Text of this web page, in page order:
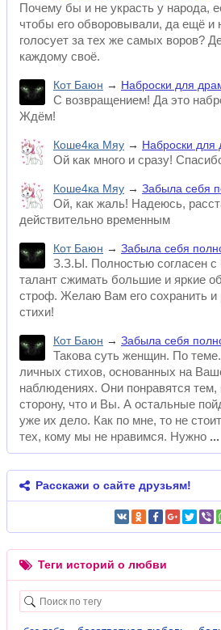
Почему бы и не украсть у народа,
чтобы его обворовывали, да ещё и
голосует за тех же самых воров?
каждому своё.
Кот Баюн → Наброски для
С возвращением! Да это
Ждём!
Коше4ка Мяу → Наброски для
Ой как много и сразу!
Коше4ка Мяу → Забыла себя
Ой, как жаль! Надеюсь,
действительно временным
Кот Баюн → Забыла себя
З.З.Ы. Полностью согласен с
талант сжимать большие и яркие
строф. Желаю Вам его сохранить и
стихи!
Кот Баюн → Забыла себя
Такова суть женщин. По
личных стихов, основанных на
наблюдениях. Они понравятся тем,
сторону, что и Вы. А остальные
уже их дело. Как по мне, то не
тех, кому мы не нравимся. Нужно
Расскажи о сайте друзьям!
Теги историй о любви